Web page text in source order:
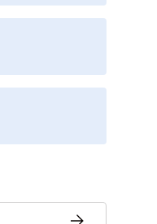
Abonnieren